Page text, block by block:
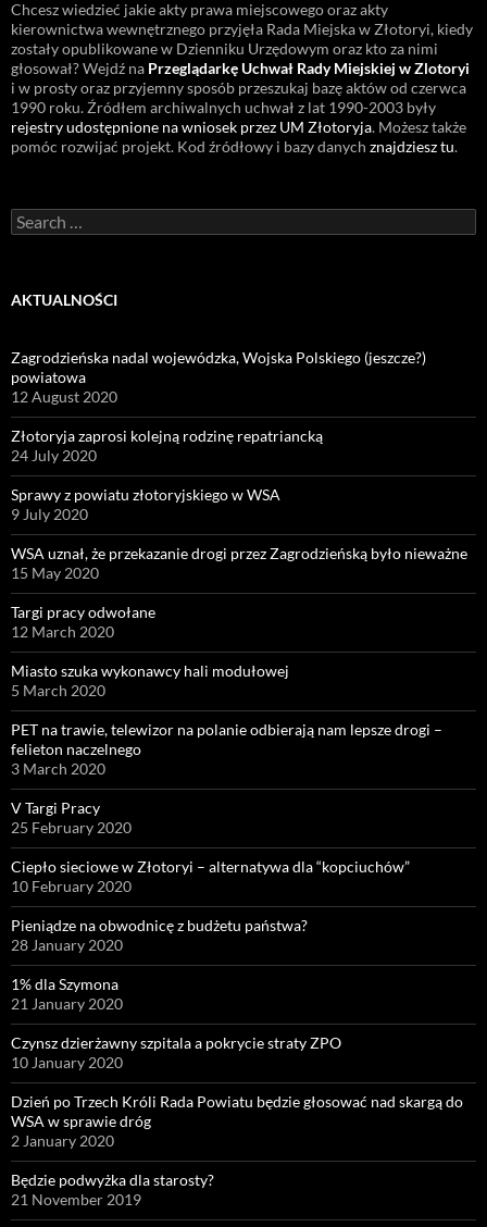
Chcesz wiedzieć jakie akty prawa miejscowego oraz akty
kierownictwa wewnętrznego przyjęła Rada Miejska w Złotoryi, kiedy
zostały opublikowane w Dzienniku Urzędowym oraz kto za nimi
głosował? Wejdź na Przeglądarkę Uchwał Rady Miejskiej w Zlotoryi
i w prosty oraz przyjemny sposób przeszukaj bazę aktów od czerwca
1990 roku. Źródłem archiwalnych uchwał z lat 1990-2003 były
rejestry udostępnione na wniosek przez UM Złotoryja. Możesz także
pomóc rozwijać projekt. Kod źródłowy i bazy danych znajdziesz tu.
Search
for:
AKTUALNOŚCI
Zagrodzieńska nadal wojewódzka, Wojska Polskiego (jeszcze?)
powiatowa
12 August 2020
Złotoryja zaprosi kolejną rodzinę repatriancką
24 July 2020
Sprawy z powiatu złotoryjskiego w WSA
9 July 2020
WSA uznał, że przekazanie drogi przez Zagrodzieńską było nieważne
15 May 2020
Targi pracy odwołane
12 March 2020
Miasto szuka wykonawcy hali modułowej
5 March 2020
PET na trawie, telewizor na polanie odbierają nam lepsze drogi –
felieton naczelnego
3 March 2020
V Targi Pracy
25 February 2020
Ciepło sieciowe w Złotoryi – alternatywa dla “kopciuchów”
10 February 2020
Pieniądze na obwodnicę z budżetu państwa?
28 January 2020
1% dla Szymona
21 January 2020
Czynsz dzierżawny szpitala a pokrycie straty ZPO
10 January 2020
Dzień po Trzech Króli Rada Powiatu będzie głosować nad skargą do
WSA w sprawie dróg
2 January 2020
Będzie podwyżka dla starosty?
21 November 2019